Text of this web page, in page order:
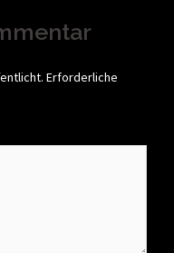
Erforderliche